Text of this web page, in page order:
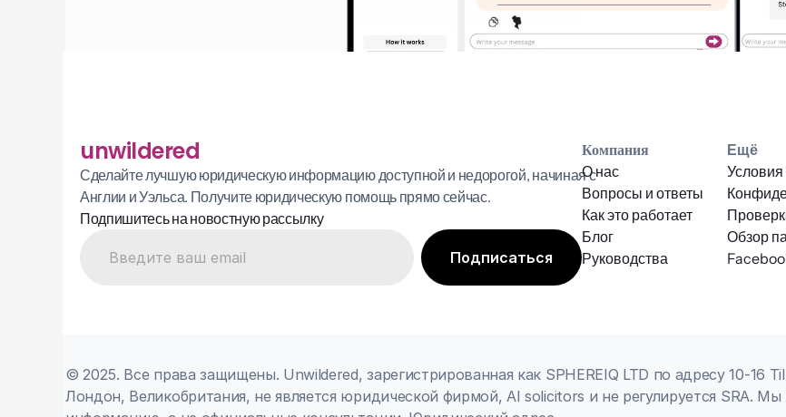
unwildered
Сделайте лучшую юридическую информацию доступной и недорогой, начиная с
Англии и Уэльса. Получите юридическую помощь прямо сейчас.
Подпишитесь на новостную рассылку
Компания
О нас
Вопросы и ответы
Как это работает
Блог
Руководства
Ещё
Обзор
© 2025. Все права защищены. Unwildered, зарегистрированная как SPHEREIQ LTD по адресу 10-16
Лондон, Великобритания, не является юридической фирмой, AI solicitors и не регулируется SRA.